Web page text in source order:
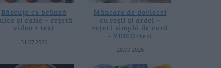
Băscuțe cu brânză
și caise – rețetă
video + text
31.07.2026
Mâncare de dovlecei
cu roșii și ardei –
rețetă simplă de vară
– VIDEO+text
28.07.2026